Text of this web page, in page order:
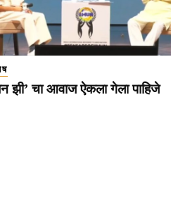
झी’ चा आवाज ऐकला गेला पाहिजे